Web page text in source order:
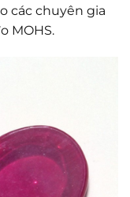
các chuyên gia
MOHS.